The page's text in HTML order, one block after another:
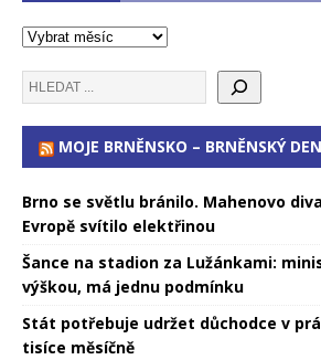
MOJE BRNĚNSKO – BRNĚNSKÝ
Brno se světlu bránilo. Mahenovo
Evropě svítilo elektřinou
Šance na stadion za Lužánkami:
výškou, má jednu podmínku
Stát potřebuje udržet důchodce v
tisíce měsíčně